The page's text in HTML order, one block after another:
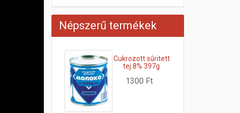
Népszerű termékek
Cukrozott sűritett
tej 8% 397g
1300 Ft